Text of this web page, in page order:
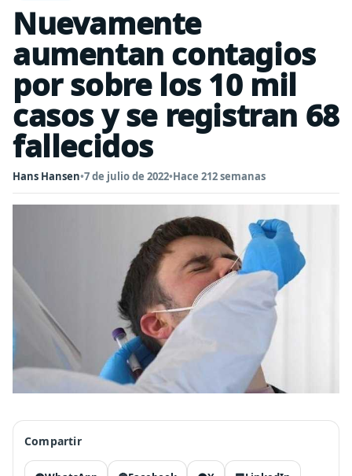
Nuevamente
aumentan contagios
por sobre los 10 mil
casos y se registran 68
fallecidos
Hans Hansen•7 de julio de 2022•Hace 212 semanas
Compartir